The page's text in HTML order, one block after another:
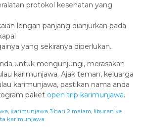
protokol kesehatan yang
lengan panjang dianjurkan pada
yang sekiranya diperlukan.
untuk mengunjungi, merasakan
karimunjawa. Ajak teman, keluarga
karimunjawa, pastikan nama anda
paket open trip karimunjawa.
, karimunjawa 3 hari 2 malam, liburan ke
karimunjawa